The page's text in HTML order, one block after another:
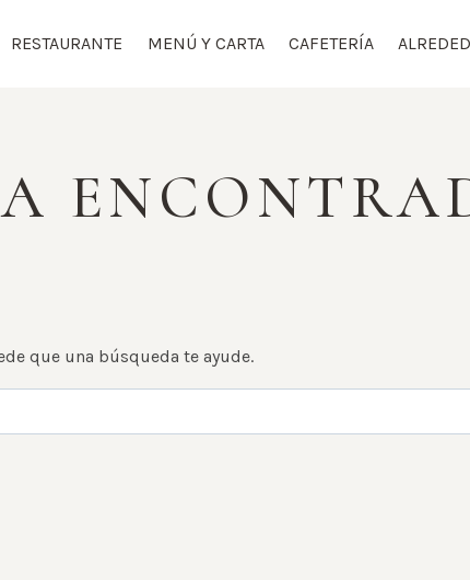
RESTAURANTE MENÚ Y CARTA CAFETERÍA
que una búsqueda te ayude.